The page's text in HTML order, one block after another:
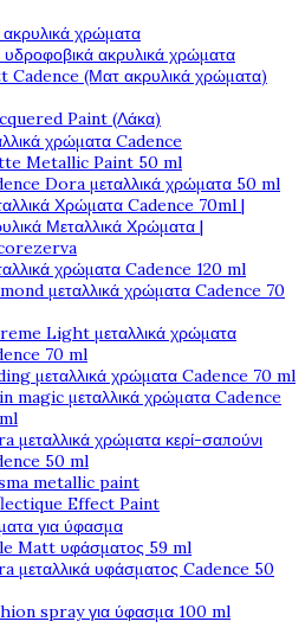
χρώματα
ακρυλικά χρώματα
Cadence (Ματ ακρυλικά χρώματα)
Paint (Λάκα)
χρώματα Cadence
Metallic Paint 50 ml
Dora μεταλλικά χρώματα 50 ml
Χρώματα Cadence 70ml |
Μεταλλικά Χρώματα |
χρώματα Cadence 120 ml
μεταλλικά χρώματα Cadence 70
Light μεταλλικά χρώματα
70 ml
μεταλλικά χρώματα Cadence 70 ml
magic μεταλλικά χρώματα Cadence
μεταλλικά χρώματα κερί-σαπούνι
50 ml
metallic paint
Effect Paint
για ύφασμα
Matt υφάσματος 59 ml
μεταλλικά υφάσματος Cadence 50
spray για ύφασμα 100 ml